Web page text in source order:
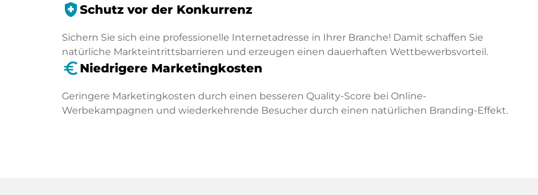
health_and_safety Schutz vor der Konkurrenz
Sichern Sie sich eine professionelle Internetadresse in Ihrer Branche! Damit schaffen Sie
natürliche Markteintrittsbarrieren und erzeugen einen dauerhaften Wettbewerbsvorteil.
euro_symbol Niedrigere Marketingkosten
Geringere Marketingkosten durch einen besseren Quality-Score bei Online-
Werbekampagnen und wiederkehrende Besucher durch einen natürlichen Branding-Effekt.